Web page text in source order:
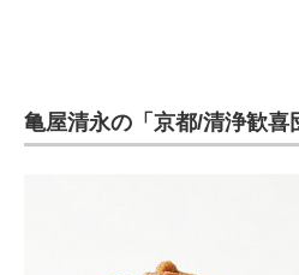
亀屋清永の「京都/清浄歓喜